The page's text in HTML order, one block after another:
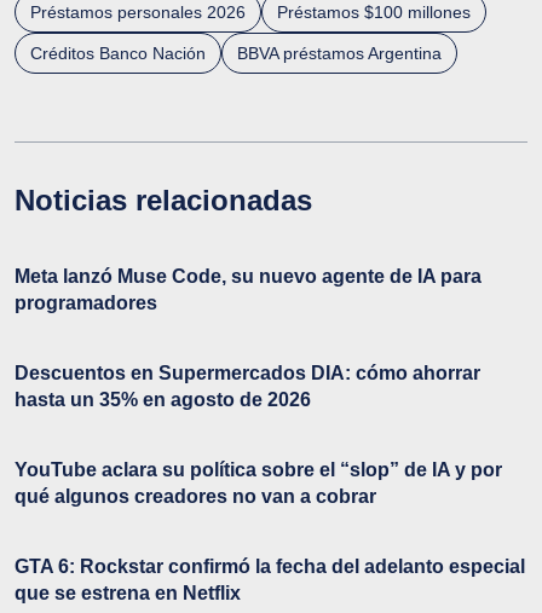
Préstamos personales 2026 Préstamos $100 millones
Créditos Banco Nación BBVA préstamos Argentina
Noticias relacionadas
Meta lanzó Muse Code, su nuevo agente de IA para
programadores
Descuentos en Supermercados DIA: cómo ahorrar
hasta un 35% en agosto de 2026
YouTube aclara su política sobre el “slop” de IA y por
qué algunos creadores no van a cobrar
GTA 6: Rockstar confirmó la fecha del adelanto especial
que se estrena en Netflix